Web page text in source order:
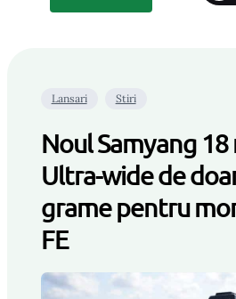
Lansari Stiri
Noul Samyang 18
Ultra-wide de
grame pentru
FE